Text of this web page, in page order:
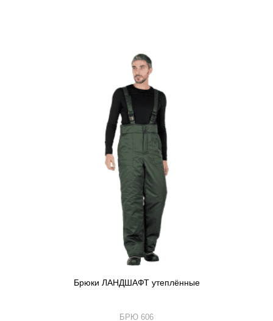
Брюки ЛАНДШАФТ утеплённые
БРЮ 606